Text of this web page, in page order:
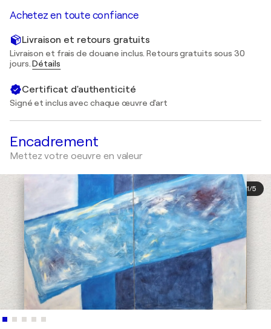
Achetez en toute confiance
Livraison et retours gratuits
Livraison et frais de douane inclus. Retours gratuits sous 30
jours.Détails
Certificat d'authenticité
Signé et inclus avec chaque œuvre d'art
Encadrement
Mettez votre oeuvre en valeur
1/5